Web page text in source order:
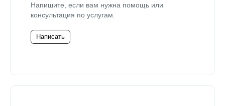
Напишите, если вам нужна помощь или
консультация по услугам.
Написать